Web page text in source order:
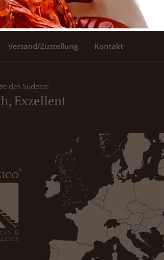
Versand/Zustellung Kontakt
des Südens!
Exzellent